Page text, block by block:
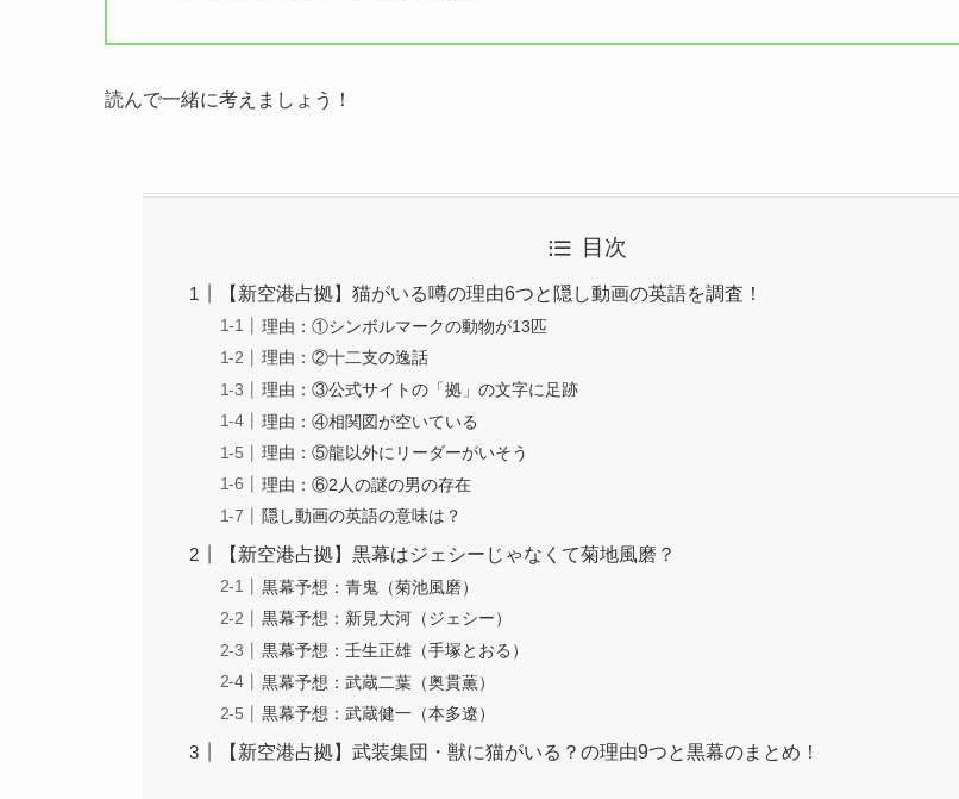
読んで一緒に考えましょう！
目次
【新空港占拠】猫がいる噂の理由6つと隠し動画の英語を調査！
理由：①シンボルマークの動物が13匹
理由：②十二支の逸話
理由：③公式サイトの「拠」の文字に足跡
理由：④相関図が空いている
理由：⑤龍以外にリーダーがいそう
理由：⑥2人の謎の男の存在
隠し動画の英語の意味は？
【新空港占拠】黒幕はジェシーじゃなくて菊地風磨？
黒幕予想：青鬼（菊池風磨）
黒幕予想：新見大河（ジェシー）
黒幕予想：壬生正雄（手塚とおる）
黒幕予想：武蔵二葉（奥貫薫）
黒幕予想：武蔵健一（本多遼）
【新空港占拠】武装集団・獣に猫がいる？の理由9つと黒幕のまとめ！